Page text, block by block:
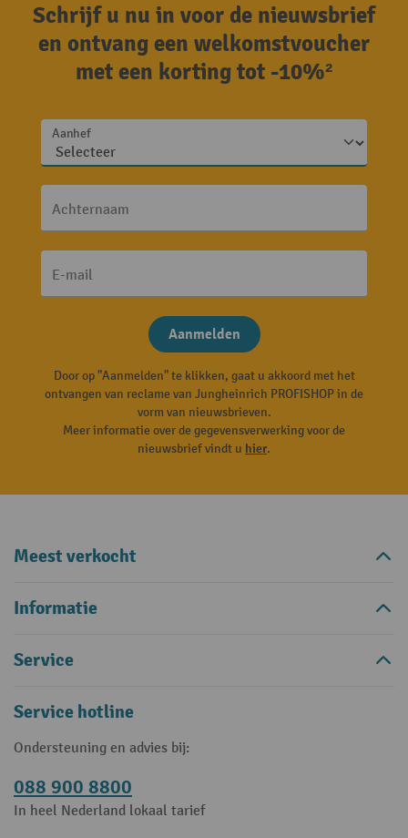
Schrijf u nu in voor de nieuwsbrief
en ontvang een welkomstvoucher
met een korting tot -10%²
Aanhef
Achternaam
E-mail
Aanmelden
Door op "Aanmelden" te klikken, gaat u akkoord met het
ontvangen van reclame van Jungheinrich PROFISHOP in de
vorm van nieuwsbrieven.
Meer informatie over de gegevensverwerking voor de
nieuwsbrief vindt u hier.
Meest verkocht
Informatie
Service
Service hotline
Ondersteuning en advies bij:
088 900 8800
In heel Nederland lokaal tarief